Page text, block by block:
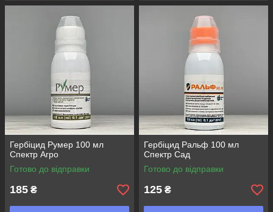
Гербіцид Румер 100 мл
Спектр Агро
Готово до відправки
185 ₴
Гербіцид Ральф 100 мл
Спектр Сад
Готово до відправки
125 ₴